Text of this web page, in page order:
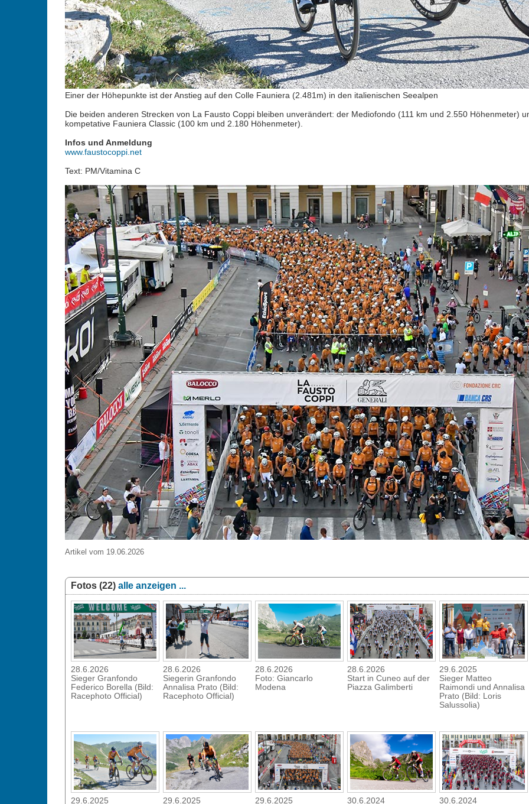
Einer der Höhepunkte ist der Anstieg auf den Colle Fauniera (2.481m) in den italienischen Seealpen
Die beiden anderen Strecken von La Fausto Coppi bleiben unverändert: der Mediofondo (111 km und 2.550 Höhenmeter)
kompetative Fauniera Classic (100 km und 2.180 Höhenmeter).
Infos und Anmeldung
www.faustocoppi.net
Text: PM/Vitamina C
Artikel vom 19.06.2026
Fotos (22) alle anzeigen ...
28.6.2026
Sieger Granfondo
Federico Borella (Bild:
Racephoto Official)
28.6.2026
Siegerin Granfondo
Annalisa Prato (Bild:
Racephoto Official)
28.6.2026
Foto: Giancarlo
Modena
28.6.2026
Start in Cuneo auf der
Piazza Galimberti
29.6.2025
Sieger Matteo
Raimondi und Annalisa
Prato (Bild: Loris
Salussolia)
29.6.2025 29.6.2025 29.6.2025 30.6.2024 30.6.2024